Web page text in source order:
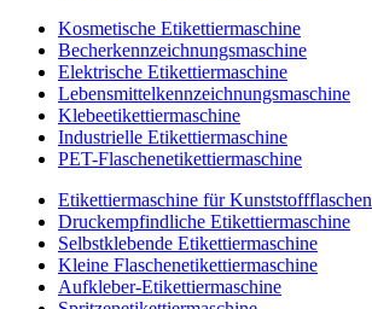
Kosmetische Etikettiermaschine
Becherkennzeichnungsmaschine
Elektrische Etikettiermaschine
Lebensmittelkennzeichnungsmaschine
Klebeetikettiermaschine
Industrielle Etikettiermaschine
PET-Flaschenetikettiermaschine
Etikettiermaschine für Kunststoffflaschen
Druckempfindliche Etikettiermaschine
Selbstklebende Etikettiermaschine
Kleine Flaschenetikettiermaschine
Aufkleber-Etikettiermaschine